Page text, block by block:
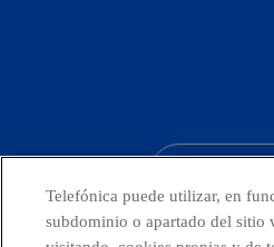
Telefónica puede utilizar, en
subdominio o apartado del sitio